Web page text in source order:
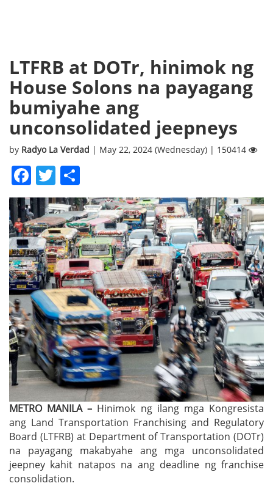
LTFRB at DOTr, hinimok ng
House Solons na payagang
bumiyahe ang
unconsolidated jeepneys
by Radyo La Verdad | May 22, 2024 (Wednesday) | 150414
Facebook
Twitter
METRO MANILA – Hinimok ng ilang mga Kongresista
ang Land Transportation Franchising and Regulatory
Board (LTFRB) at Department of Transportation (DOTr)
na payagang makabyahe ang mga unconsolidated
jeepney kahit natapos na ang deadline ng franchise
consolidation.